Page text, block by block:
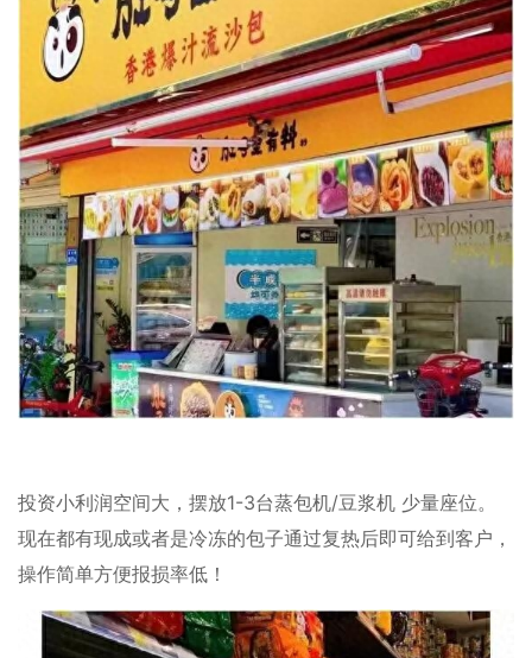
投资小利润空间大，摆放1-3台蒸包机/豆浆机 少量座位。
现在都有现成或者是冷冻的包子通过复热后即可给到客户，
操作简单方便报损率低！